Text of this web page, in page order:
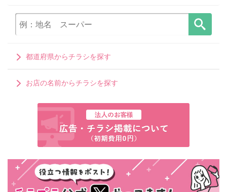
都道府県からチラシを探す
お店の名前からチラシを探す